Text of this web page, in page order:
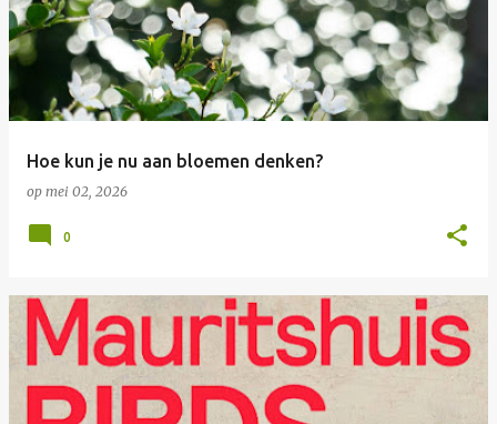
Hoe kun je nu aan bloemen denken?
op mei 02, 2026
0